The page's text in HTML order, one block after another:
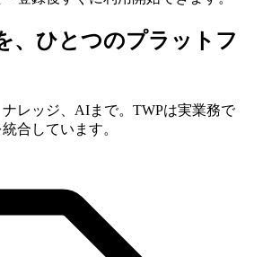
、ひとつのプラットフ
レッジ、AIまで。TWPは実業務で
合しています。